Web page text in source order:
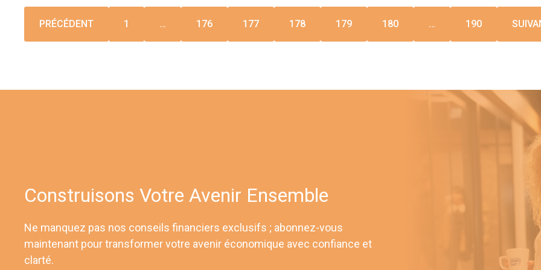
PRÉCÉDENT 1 … 176 177 178 179 180 … 190
Construisons Votre Avenir Ensemble
Ne manquez pas nos conseils financiers exclusifs ; abonnez-vous
maintenant pour transformer votre avenir économique avec confiance et
clarté.